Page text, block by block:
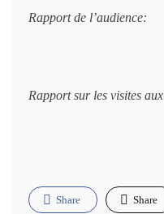
Rapport de l’audience:
Rapport sur les visites
Share Share